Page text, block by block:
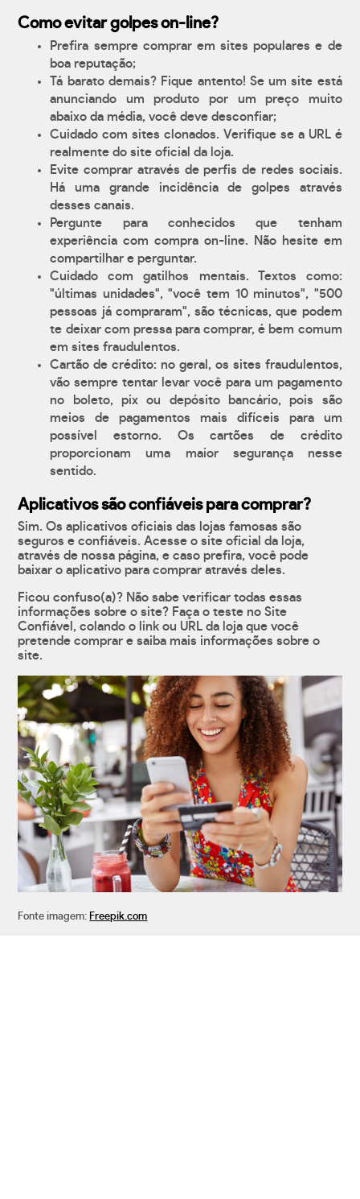
Como evitar golpes on-line?
Prefira sempre comprar em sites populares e de
boa reputação;
Tá barato demais? Fique antento! Se um site está
anunciando um produto por um preço muito
abaixo da média, você deve desconfiar;
Cuidado com sites clonados. Verifique se a URL é
realmente do site oficial da loja.
Evite comprar através de perfis de redes sociais.
Há uma grande incidência de golpes através
desses canais.
Pergunte para conhecidos que tenham
experiência com compra on-line. Não hesite em
compartilhar e perguntar.
Cuidado com gatilhos mentais. Textos como:
"últimas unidades", "você tem 10 minutos", "500
pessoas já compraram", são técnicas, que podem
te deixar com pressa para comprar, é bem comum
em sites fraudulentos.
Cartão de crédito: no geral, os sites fraudulentos,
vão sempre tentar levar você para um pagamento
no boleto, pix ou depósito bancário, pois são
meios de pagamentos mais difíceis para um
possível estorno. Os cartões de crédito
proporcionam uma maior segurança nesse
sentido.
Aplicativos são confiáveis para comprar?
Sim. Os aplicativos oficiais das lojas famosas são
seguros e confiáveis. Acesse o site oficial da loja,
através de nossa página, e caso prefira, você pode
baixar o aplicativo para comprar através deles.
Ficou confuso(a)? Não sabe verificar todas essas
informações sobre o site? Faça o teste no Site
Confiável, colando o link ou URL da loja que você
pretende comprar e saiba mais informações sobre o
site.
Fonte imagem: Freepik.com